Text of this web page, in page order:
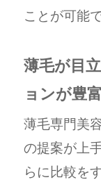
ことが可能で
薄毛が目
ョンが豊富
薄毛専門美
の提案が上
らに比較を